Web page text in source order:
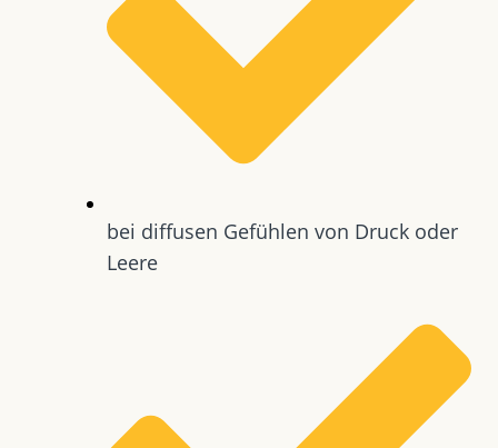
bei diffusen Gefühlen von Druck oder
Leere